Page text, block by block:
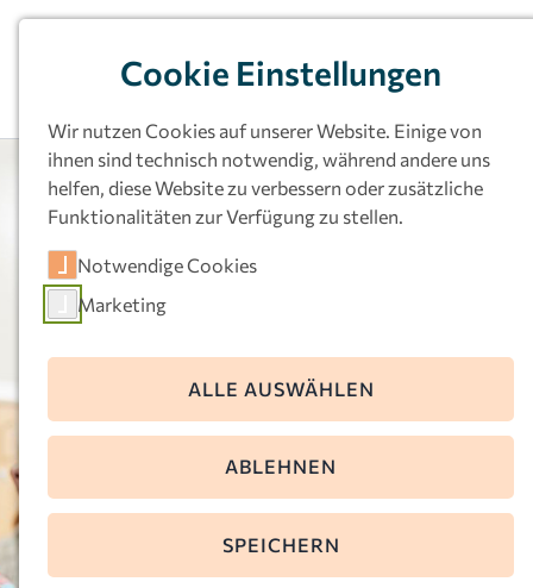
Cookie Einstellungen
Wir nutzen Cookies auf unserer Website. Einige von
ihnen sind technisch notwendig, während andere uns
helfen, diese Website zu verbessern oder zusätzliche
Funktionalitäten zur Verfügung zu stellen.
Notwendige Cookies
Marketing
ALLE AUSWÄHLEN
ABLEHNEN
SPEICHERN